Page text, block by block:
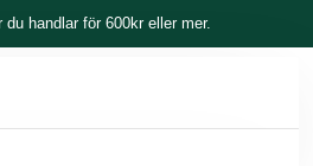
du handlar för 600kr eller mer.